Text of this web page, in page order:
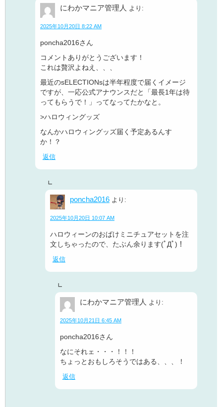
にわかマニア管理人 より:
2025年10月20日 8:22 AM
poncha2016さん
コメントありがとうございます！
これは贅沢よねえ、、、
最近のsELECTIONsは半年程度で届くイメージ
ですが、一応公式アナウンスだと「最長1年は待
ってもらうで！」ってなってたかなと。
>ハロウィングッズ
なんかハロウィングッズ届く予定あるんす
か！？
返信
poncha2016 より:
2025年10月20日 10:07 AM
ハロウィーンのおばけミニチュアセットを注
文しちゃったので、たぶん余ります(ﾟДﾟ)！
返信
にわかマニア管理人 より:
2025年10月21日 6:45 AM
poncha2016さん
なにそれェ・・・！！！
ちょっとおもしろそうではある、、、！
返信